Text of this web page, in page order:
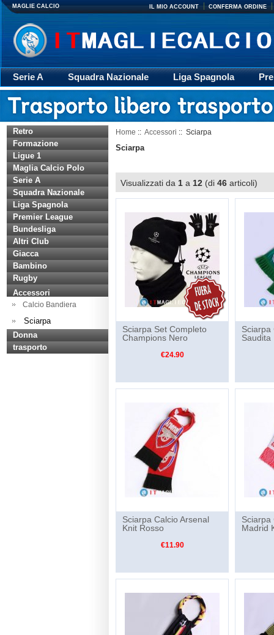
MAGLIE CALCIO IL MIO ACCOUNT CONFERMA ORDINE
Serie A Squadra Nazionale Liga Spagnola
Giacca
Rugby trasporto Retro
Retro
Formazione
Ligue 1
Maglia Calcio Polo
Serie A
Squadra Nazionale
Liga Spagnola
Premier League
Bundesliga
Altri Club
Giacca
Bambino
Rugby
Accessori
Calcio Bandiera
Sciarpa
Donna
trasporto
Home :: Accessori :: Sciarpa
Sciarpa
Visualizzati da 1 a 12 (di 46 articoli)
Sciarpa Set Completo
Champions Nero
€24.90
Sciarpa
Saudita
Sciarpa Calcio Arsenal
Knit Rosso
€11.90
Sciarpa
Madrid